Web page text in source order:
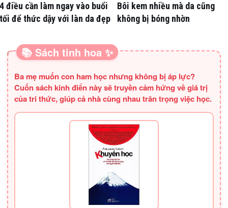
4 điều cần làm ngay vào buổi
tối để thức dậy với làn da đẹp
Bôi kem nhiều mà da cũng
không bị bóng nhờn
SÁCH HAY CHO BA MẸ
📚 Sách tinh hoa ✨
Ba mẹ muốn con ham học nhưng không bị áp lực?
Cuốn sách kinh điển này sẽ truyền cảm hứng về giá trị
của tri thức, giúp cả nhà cùng nhau trân trọng việc học.